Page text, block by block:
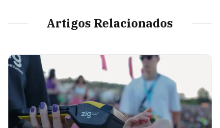
Artigos Relacionados